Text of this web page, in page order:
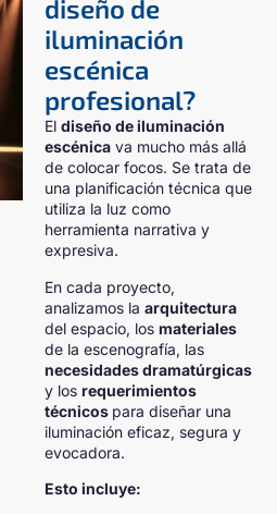
diseño de
iluminación
escénica
profesional?
El diseño de iluminación
escénica va mucho más allá
de colocar focos. Se trata de
una planificación técnica que
utiliza la luz como
herramienta narrativa y
expresiva.
En cada proyecto,
analizamos la arquitectura
del espacio, los materiales
de la escenografía, las
necesidades dramatúrgicas
y los requerimientos
técnicos para diseñar una
iluminación eficaz, segura y
evocadora.
Esto incluye: